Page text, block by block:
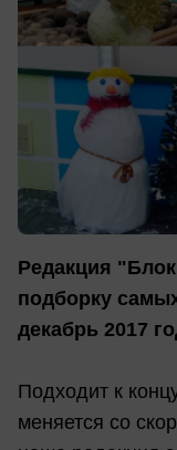
Редакция
подборку
декабрь 2017
Подходит к
меняется со